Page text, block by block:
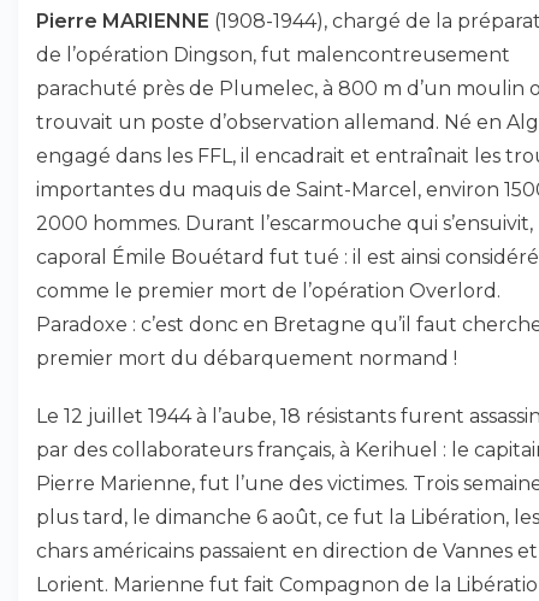
Pierre MARIENNE (1908-1944), chargé de la
de l’opération Dingson, fut malencontreusement
parachuté près de Plumelec, à 800 m d’un moulin
trouvait un poste d’observation allemand. Né en
engagé dans les FFL, il encadrait et entraînait les
importantes du maquis de Saint-Marcel, environ
2000 hommes. Durant l’escarmouche qui s’ensuivit,
caporal Émile Bouétard fut tué : il est ainsi considéré
comme le premier mort de l’opération Overlord.
Paradoxe : c’est donc en Bretagne qu’il faut
premier mort du débarquement normand !
Le 12 juillet 1944 à l’aube, 18 résistants furent
par des collaborateurs français, à Kerihuel : le
Pierre Marienne, fut l’une des victimes. Trois
plus tard, le dimanche 6 août, ce fut la Libération, les
chars américains passaient en direction de Vannes
Lorient. Marienne fut fait Compagnon de la